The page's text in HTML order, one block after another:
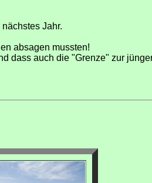
Jahr.
absagen mussten!
dass auch die "Grenze" zur